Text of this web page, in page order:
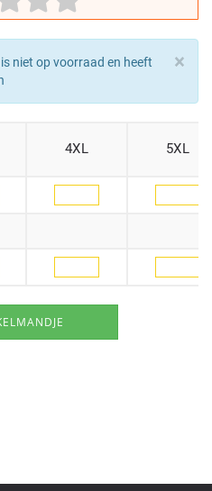
×
niet op voorraad en heeft
4XL 5XL